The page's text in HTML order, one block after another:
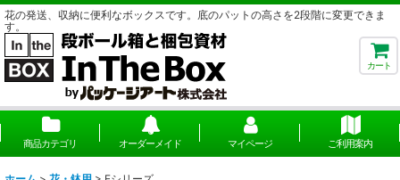
花の発送、収納に便利なボックスです。底のパットの高さを2段階に変更できま
す。
カート
商品カテゴリ オーダーメイド マイページ ご利用案内